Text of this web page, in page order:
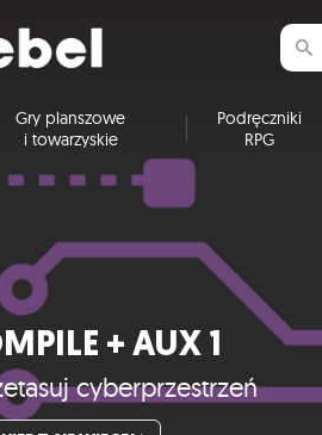
Gry planszowe
i towarzyskie
Podręczniki
RPG
+ AUX 1
cyberprzestrzeń